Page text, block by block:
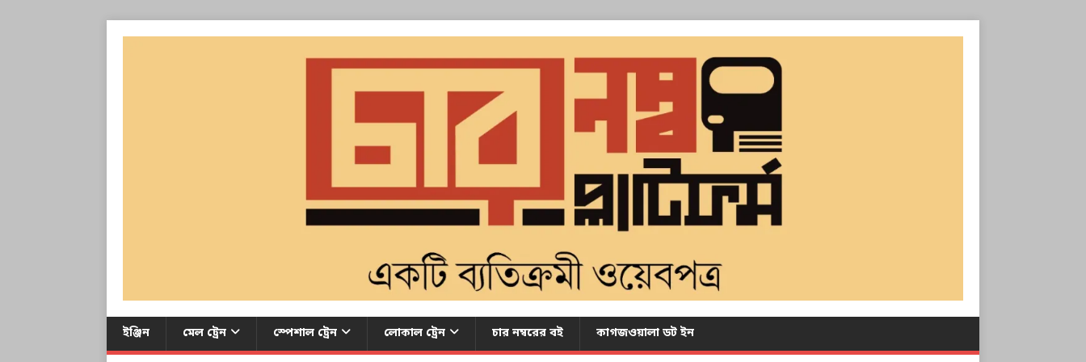
ইঞ্জিন মেল ট্রেন স্পেশাল ট্রেন লোকাল ট্রেন চার নম্বরের বই কাগজওয়ালা ডট ইন